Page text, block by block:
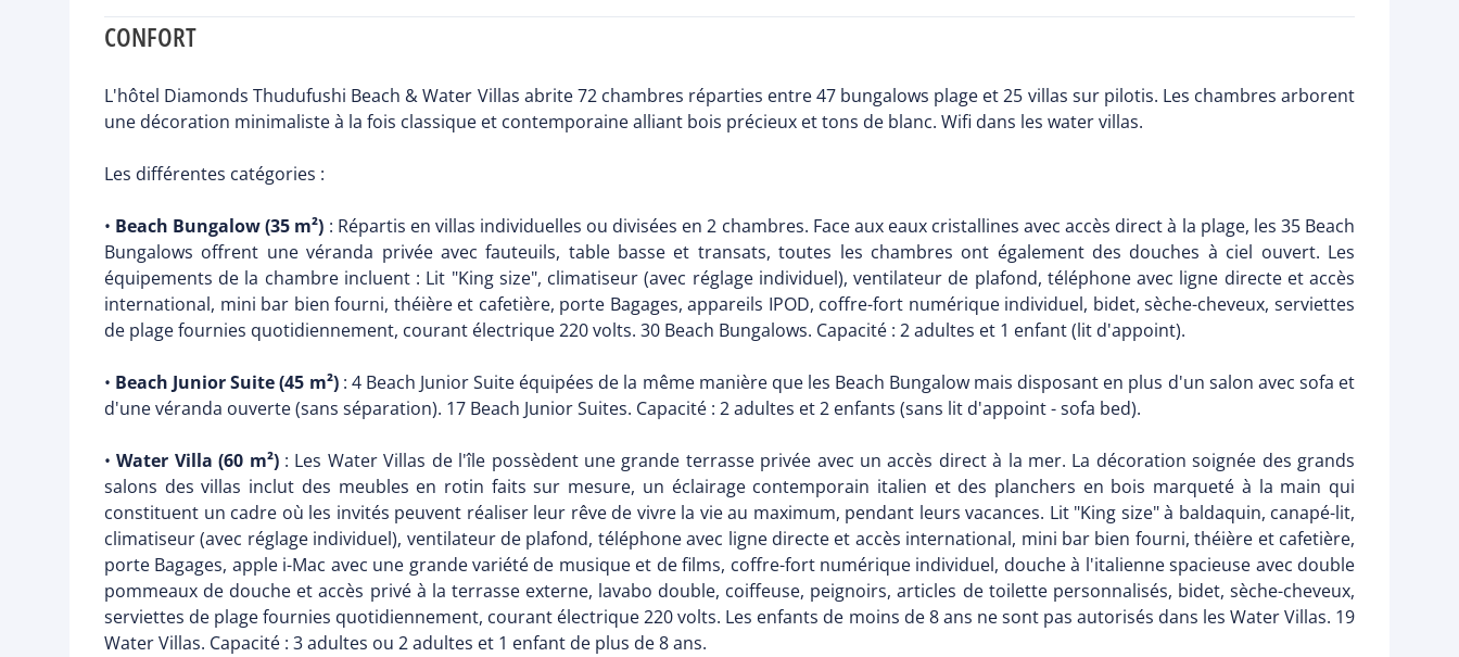
CONFORT
L'hôtel Diamonds Thudufushi Beach & Water Villas abrite 72 chambres réparties entre 47 bungalows plage et 25 villas sur pilotis. Les chambres arborent
une décoration minimaliste à la fois classique et contemporaine alliant bois précieux et tons de blanc. Wifi dans les water villas.
Les différentes catégories :
• Beach Bungalow (35 m²) : Répartis en villas individuelles ou divisées en 2 chambres. Face aux eaux cristallines avec accès direct à la plage, les 35 Beach
Bungalows offrent une véranda privée avec fauteuils, table basse et transats, toutes les chambres ont également des douches à ciel ouvert. Les
équipements de la chambre incluent : Lit "King size", climatiseur (avec réglage individuel), ventilateur de plafond, téléphone avec ligne directe et accès
international, mini bar bien fourni, théière et cafetière, porte Bagages, appareils IPOD, coffre-fort numérique individuel, bidet, sèche-cheveux, serviettes
de plage fournies quotidiennement, courant électrique 220 volts. 30 Beach Bungalows. Capacité : 2 adultes et 1 enfant (lit d'appoint).
• Beach Junior Suite (45 m²): 4 Beach Junior Suite équipées de la même manière que les Beach Bungalow mais disposant en plus d'un salon avec sofa et
d'une véranda ouverte (sans séparation). 17 Beach Junior Suites. Capacité : 2 adultes et 2 enfants (sans lit d'appoint - sofa bed).
•Water Villa (60 m²): Les Water Villas de l'île possèdent une grande terrasse privée avec un accès direct à la mer. La décoration soignée des grands
salons des villas inclut des meubles en rotin faits sur mesure, un éclairage contemporain italien et des planchers en bois marqueté à la main qui
constituent un cadre où les invités peuvent réaliser leur rêve de vivre la vie au maximum, pendant leurs vacances. Lit "King size" à baldaquin, canapé-lit,
climatiseur (avec réglage individuel), ventilateur de plafond, téléphone avec ligne directe et accès international, mini bar bien fourni, théière et cafetière,
porte Bagages, apple i-Mac avec une grande variété de musique et de films, coffre-fort numérique individuel, douche à l'italienne spacieuse avec double
pommeaux de douche et accès privé à la terrasse externe, lavabo double, coiffeuse, peignoirs, articles de toilette personnalisés, bidet, sèche-cheveux,
serviettes de plage fournies quotidiennement, courant électrique 220 volts. Les enfants de moins de 8 ans ne sont pas autorisés dans les Water Villas. 19
Water Villas. Capacité : 3 adultes ou 2 adultes et 1 enfant de plus de 8 ans.